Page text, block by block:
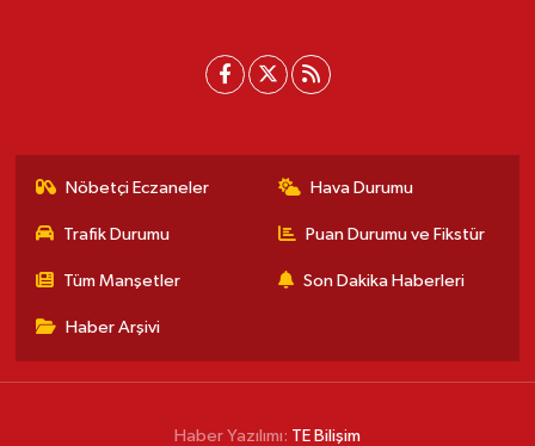
Nöbetçi Eczaneler Hava Durumu
Trafik Durumu Puan Durumu ve Fikstür
Tüm Manşetler Son Dakika Haberleri
Haber Arşivi
Haber Yazılımı: TE Bilişim